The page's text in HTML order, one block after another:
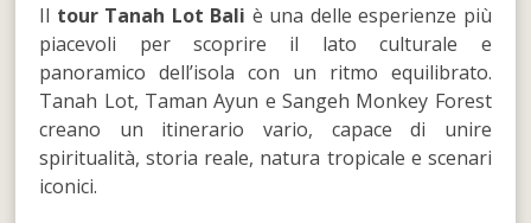
Il tour Tanah Lot Bali è una delle esperienze più
piacevoli per scoprire il lato culturale e
panoramico dell’isola con un ritmo equilibrato.
Tanah Lot, Taman Ayun e Sangeh Monkey Forest
creano un itinerario vario, capace di unire
spiritualità, storia reale, natura tropicale e scenari
iconici.